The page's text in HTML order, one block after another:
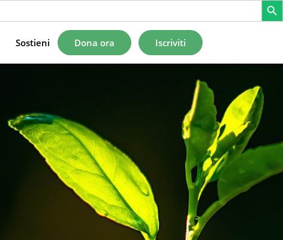
Sostieni Dona ora Iscriviti